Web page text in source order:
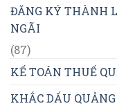
ĐĂNG KÝ THÀNH
NGÃI
(87)
KẾ TOÁN THUẾ
KHẮC DẤU